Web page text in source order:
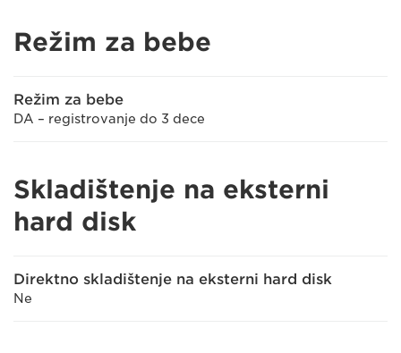
Režim za bebe
Režim za bebe
DA – registrovanje do 3 dece
Skladištenje na eksterni
hard disk
Direktno skladištenje na eksterni hard disk
Ne